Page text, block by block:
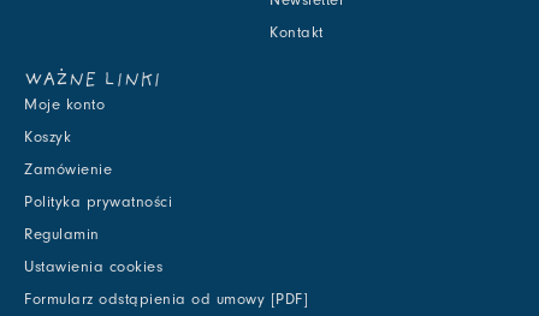
Kontakt
WAŻNE LINKI
Moje konto
Koszyk
Zamówienie
Polityka prywatności
Regulamin
Ustawienia cookies
Formularz odstąpienia od umowy [PDF]